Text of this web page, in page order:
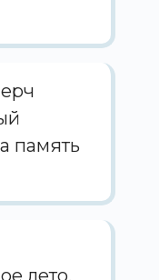
память
лето,